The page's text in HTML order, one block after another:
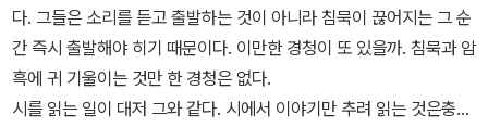
다. 그들은 소리를 듣고 출발하는 것이 아니라 침묵이 끊어지는 그 순
간 즉시 출발해야 히기 때문이다. 이만한 경청이 또 있을까. 침묵과 암
흑에 귀 기울이는 것만 한 경청은 없다.
시를 읽는 일이 대저 그와 같다. 시에서 이야기만 추려 읽는 것은충분